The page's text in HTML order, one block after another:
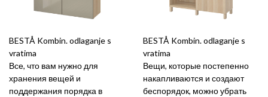
BESTÅ Kombin. odlaganje s
vratima
Все, что вам нужно для
хранения вещей и
поддержания порядка в
BESTÅ Kombin. odlaganje s
vratima
Вещи, которые постепенно
накапливаются и создают
беспорядок, можно убрать